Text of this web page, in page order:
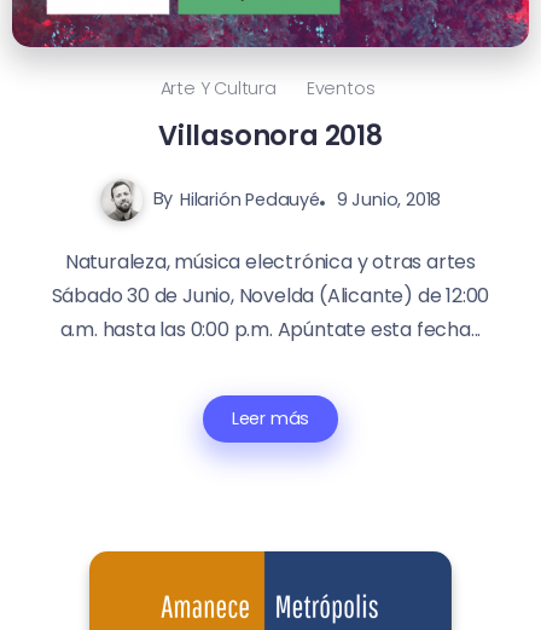
Arte Y Cultura Eventos
Villasonora 2018
By Hilarión Pedauyé 9 Junio, 2018
Naturaleza, música electrónica y otras artes
Sábado 30 de Junio, Novelda (Alicante) de 12:00
a.m. hasta las 0:00 p.m. Apúntate esta fecha...
Leer más